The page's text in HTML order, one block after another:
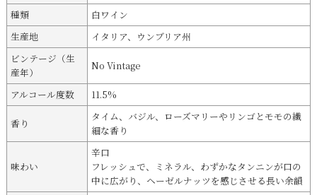
種類
白ワイン
生産地
イタリア、ウンブリア州
ビンテージ（生
産年）
No Vintage
アルコール度数 11.5%
香り
タイム、バジル、ローズマリーやリンゴとモモの繊
細な香り
味わい
辛口
フレッシュで、ミネラル、わずかなタンニンが口の
中に広がり、ヘーゼルナッツを感じさせる長い余韻